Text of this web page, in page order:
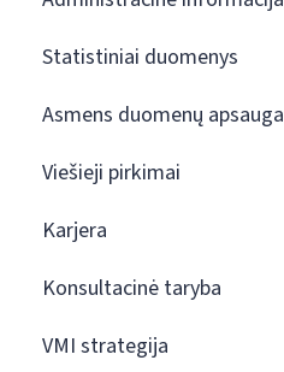
Statistiniai duomenys
Asmens duomenų apsauga
Viešieji pirkimai
Karjera
Konsultacinė taryba
VMI strategija